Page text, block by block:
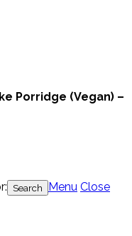
Porridge (Vegan) –
Menu Close